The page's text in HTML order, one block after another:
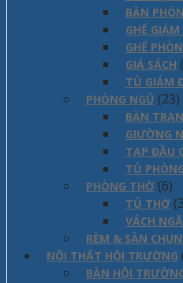
BÀN
GHẾ
GHẾ
GIÁ SÁCH
TỦ GIÁM
PHÒNG NGỦ (23)
BÀN
GIƯỜNG
TAP ĐẦU
TỦ
PHÒNG THỜ (6)
TỦ THỜ
VÁCH
RÈM & SÀN
NỘI THẤT HỘI TRƯỜNG
BÀN HỘI